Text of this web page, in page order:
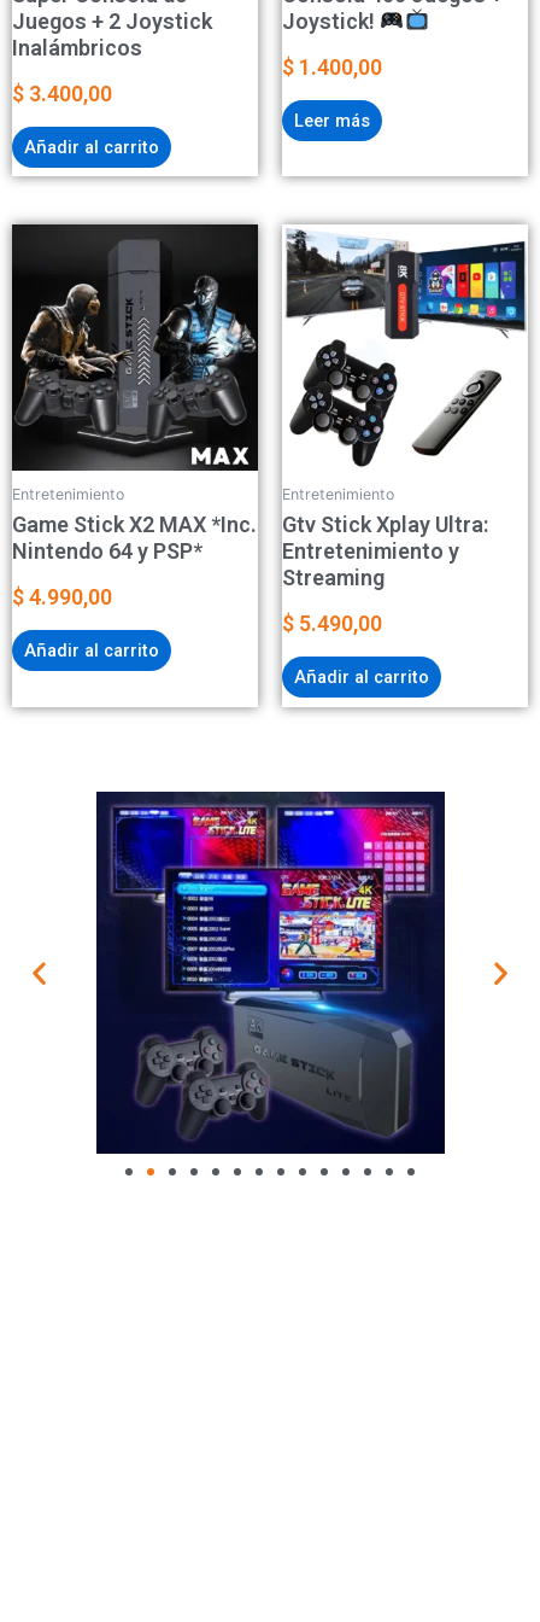
Juegos + 2 Joystick
Inalámbricos
$ 3.400,00
Añadir al carrito
Joystick!
$ 1.400,00
Leer más
Entretenimiento
Game Stick X2 MAX *Inc.
Nintendo 64 y PSP*
$4.990,00
Añadir al carrito
Entretenimiento
Gtv Stick Xplay Ultra:
Entretenimiento y
Streaming
$ 5.490,00
Añadir al carrito